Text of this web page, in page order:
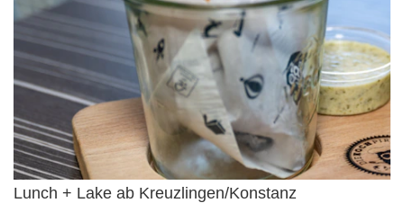
Lunch + Lake ab Kreuzlingen/Konstanz